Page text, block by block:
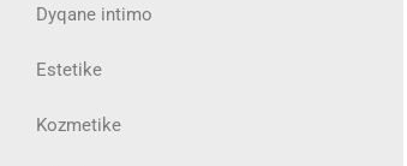
Dyqane intimo
Estetike
Kozmetike